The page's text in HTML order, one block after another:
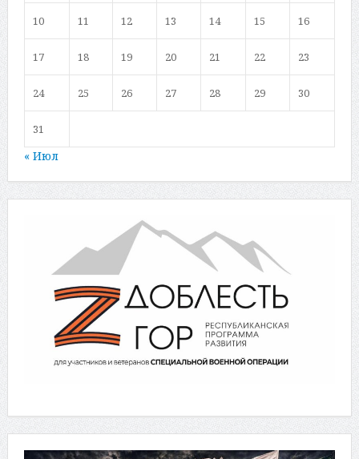
10 11 12 13 14 15 16
17 18 19 20 21 22 23
24 25 26 27 28 29 30
31
« Июл